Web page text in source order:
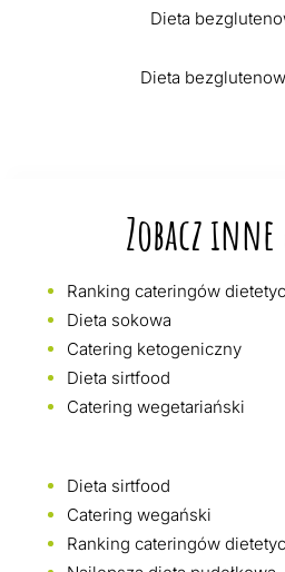
Dieta
Dieta
Zobacz
Ranking cateringów
Dieta sokowa
Catering ketogeniczny
Dieta sirtfood
Catering wegetariański
Dieta sirtfood
Catering wegański
Ranking cateringów